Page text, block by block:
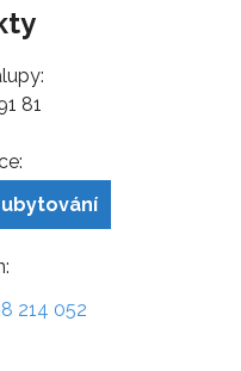
81
214 052